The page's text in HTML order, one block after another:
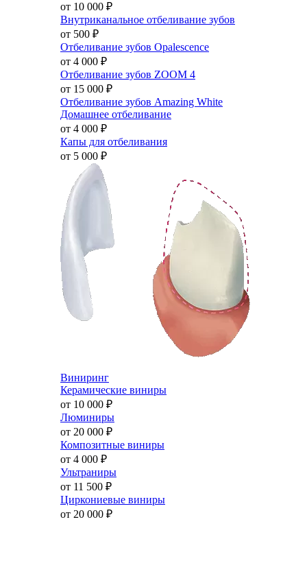
от 10 000 ₽
Внутриканальное отбеливание зубов
от 500 ₽
Отбеливание зубов Opalescence
от 4 000 ₽
Отбеливание зубов ZOOM 4
от 15 000 ₽
Отбеливание зубов Amazing White
Домашнее отбеливание
от 4 000 ₽
Капы для отбеливания
от 5 000 ₽
Виниринг
Керамические виниры
от 10 000 ₽
Люминиры
от 20 000 ₽
Композитные виниры
от 4 000 ₽
Ультраниры
от 11 500 ₽
Циркониевые виниры
от 20 000 ₽